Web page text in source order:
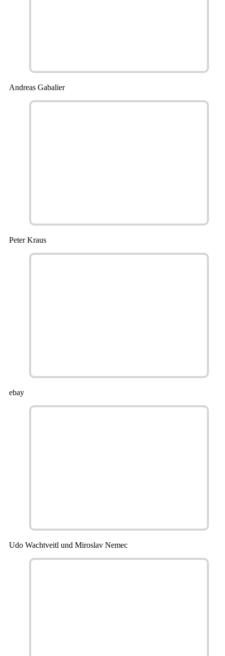
Andreas Gabalier
Peter Kraus
ebay
Udo Wachtveitl und Miroslav Nemec